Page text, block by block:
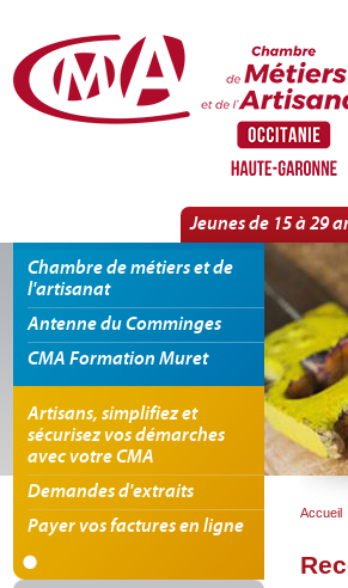
Jeunes de 15 à 29
Chambre de métiers et de
l'artisanat
Antenne du Comminges
CMA Formation Muret
Artisans, simplifiez et
sécurisez vos démarches
avec votre CMA
Demandes d'extraits
Payer vos factures en ligne
Accueil